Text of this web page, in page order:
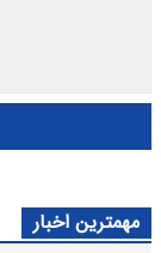
مهمترین اخبار